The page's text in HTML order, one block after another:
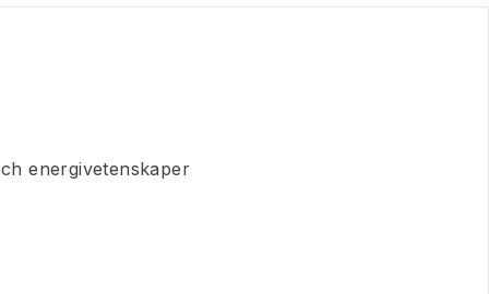
energivetenskaper